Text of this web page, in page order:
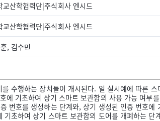
교산학협력단|주식회사 엔시드
교산학협력단|주식회사 엔시드
, 김수민
수행하는 장치들이 개시된다. 일 실시예에 따른
에 기초하여 상기 스마트 보관함의 사용 가능 여부
번호를 생성하는 단계와, 상기 생성된 인증 번호
기초하여 상기 스마트 보관함의 도어를 개폐하는 단